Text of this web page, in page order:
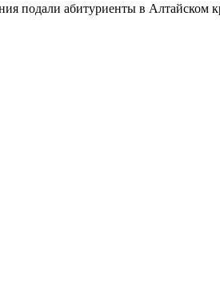
подали абитуриенты в Алтайском